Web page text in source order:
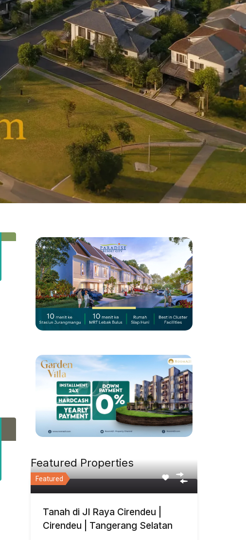
Featured Properties
Featured
Tanah di Jl Raya Cirendeu |
Cirendeu | Tangerang Selatan